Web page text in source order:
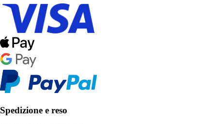
Spedizione e reso